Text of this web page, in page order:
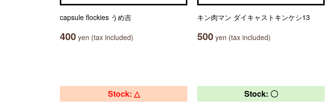
capsule flockies うめ吉
400 yen (tax included)
キン肉マン ダイキャストキンケシ13
500 yen (tax included)
Stock: △ Stock: 〇